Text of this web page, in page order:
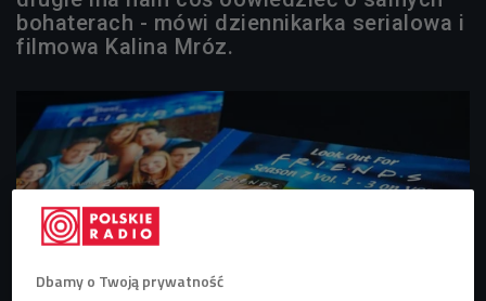
bohaterach - mówi dziennikarka serialowa i
filmowa Kalina Mróz.
Dbamy o Twoją prywatność